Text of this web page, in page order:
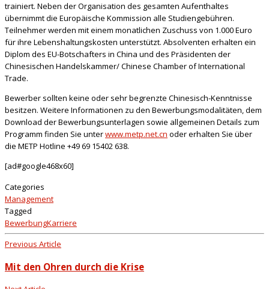
trainiert. Neben der Organisation des gesamten Aufenthaltes
übernimmt die Europäische Kommission alle Studiengebühren.
Teilnehmer werden mit einem monatlichen Zuschuss von 1.000 Euro
für ihre Lebenshaltungskosten unterstützt. Absolventen erhalten ein
Diplom des EU-Botschafters in China und des Präsidenten der
Chinesischen Handelskammer/ Chinese Chamber of International
Trade.
Bewerber sollten keine oder sehr begrenzte Chinesisch-Kenntnisse
besitzen. Weitere Informationen zu den Bewerbungsmodalitäten, dem
Download der Bewerbungsunterlagen sowie allgemeinen Details zum
Programm finden Sie unterwww.metp.net.cn oder erhalten Sie über
die METP Hotline +49 69 15402 638.
[ad#google468x60]
Categories
Management
Tagged
BewerbungKarriere
Previous Article
Mit den Ohren durch die Krise